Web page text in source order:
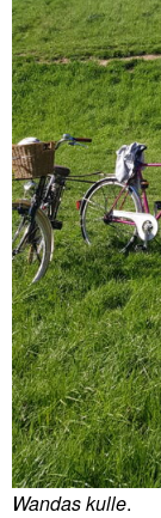
Wandas kulle.